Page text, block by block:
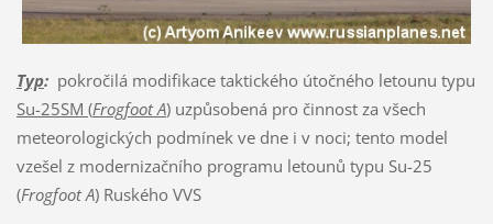
Typ:pokročilá modifikace taktického útočného letounu typu
Su-25SM (Frogfoot A)uzpůsobená pro činnost za všech
meteorologických podmínek ve dne i v noci; tento model
vzešel z modernizačního programu letounů typu Su-25
(Frogfoot A) Ruského VVS